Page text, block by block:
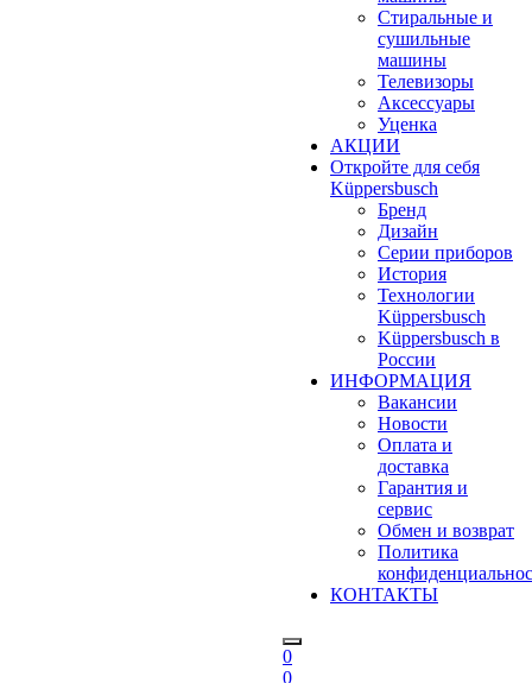
Стиральные и
сушильные
машины
Телевизоры
Аксессуары
Уценка
АКЦИИ
Откройте для себя
Küppersbusch
Бренд
Дизайн
Серии приборов
История
Технологии
Küppersbusch
Küppersbusch в
России
ИНФОРМАЦИЯ
Вакансии
Новости
Оплата и
доставка
Гарантия и
сервис
Обмен и возврат
Политика
КОНТАКТЫ
0
0